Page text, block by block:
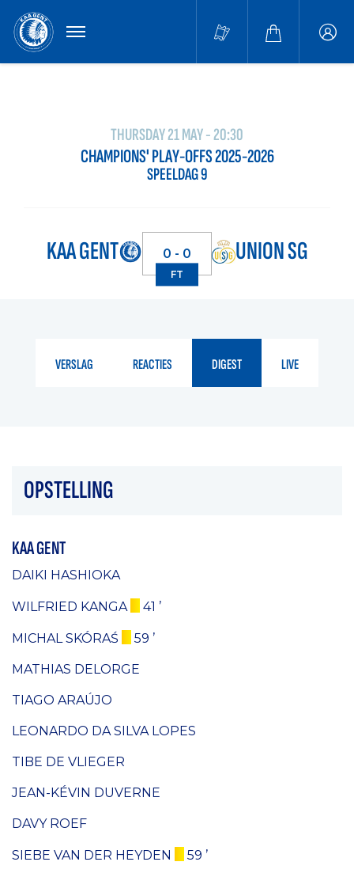
MENU
THURSDAY 21 MAY - 20:30
CHAMPIONS' PLAY-OFFS 2025-2026
SPEELDAG 9
KAA GENT 0 - 0
FT
UNION SG
VERSLAG REACTIES DIGEST LIVE
OPSTELLING
KAA GENT
DAIKI HASHIOKA
WILFRIED KANGA 41 ’
MICHAL SKÓRAŚ 59 ’
MATHIAS DELORGE
TIAGO ARAÚJO
LEONARDO DA SILVA LOPES
TIBE DE VLIEGER
JEAN-KÉVIN DUVERNE
DAVY ROEF
SIEBE VAN DER HEYDEN 59 ’